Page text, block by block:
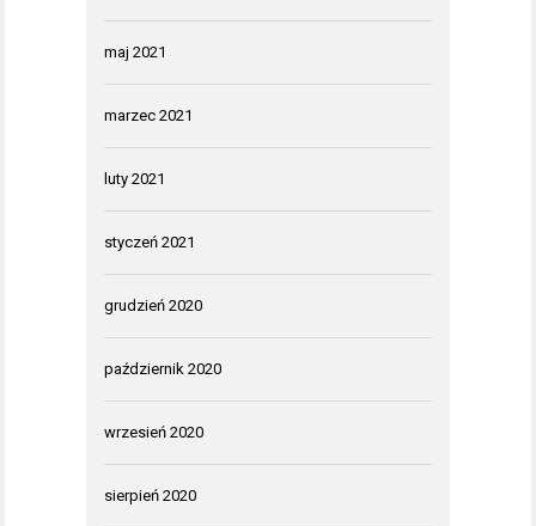
maj 2021
marzec 2021
luty 2021
styczeń 2021
grudzień 2020
październik 2020
wrzesień 2020
sierpień 2020